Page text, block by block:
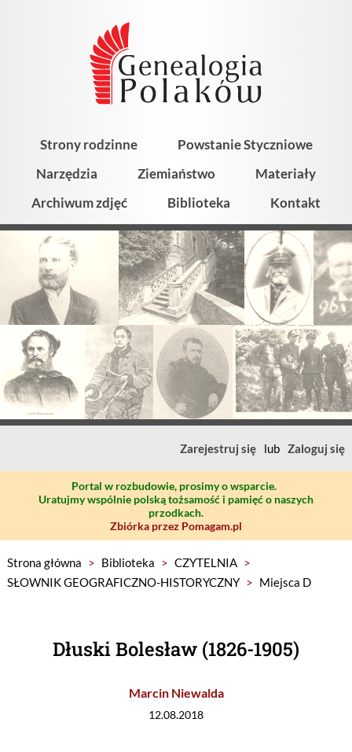
Strony rodzinne
Powstanie Styczniowe
Narzędzia
Ziemiaństwo
Materiały
Archiwum zdjęć
Biblioteka Kontakt
Zarejestruj się lub Zaloguj się
Portal w rozbudowie, prosimy o wsparcie.
Uratujmy wspólnie polską tożsamość i pamięć o naszych
przodkach.
Zbiórka przez Pomagam.pl
Strona główna > Biblioteka > CZYTELNIA >
SŁOWNIK GEOGRAFICZNO-HISTORYCZNY > Miejsca D
Dłuski Bolesław (1826-1905)
Marcin Niewalda
12.08.2018